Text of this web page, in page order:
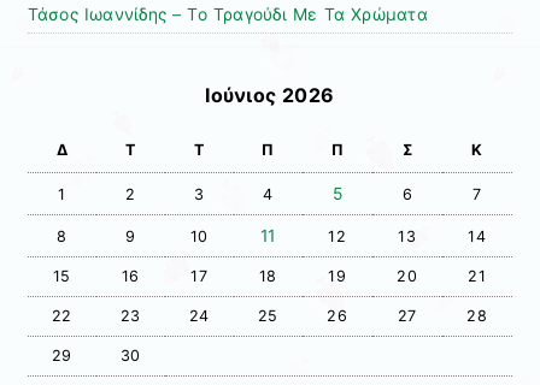
Τάσος Ιωαννίδης – To Τραγούδι Με Τα Χρώματα
Ιούνιος 2026
Δ Τ Τ Π Π Σ Κ
1 2 3 4 5 6 7
8 9 10 11 12 13 14
15 16 17 18 19 20 21
22 23 24 25 26 27 28
29 30